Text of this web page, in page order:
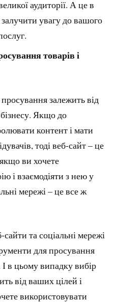
аудиторії. А це в
увагу до вашого
товарів і
залежить від
Якщо до
контент і мати
тоді веб-сайт – це
ви хочете
і взаємодіяти з нею у
мережі – це все ж
та соціальні мережі
для просування
в цьому випадку вибір
від ваших цілей і
використовувати